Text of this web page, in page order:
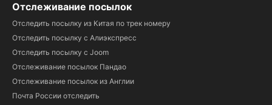
Отслеживание посылок
Отследить посылку из Китая по трек номеру
Отследить посылку с Алиэкспресс
Отследить посылку с Joom
Отслеживание посылок Пандао
Отслеживание посылок из Англии
Почта России отследить